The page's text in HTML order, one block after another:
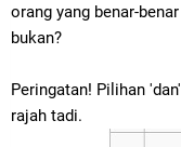
orang yang benar-
bukan?
Peringatan! Pilihan
rajah tadi.